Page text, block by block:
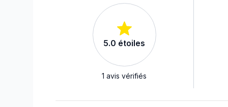
5.0 étoiles
1 avis vérifiés